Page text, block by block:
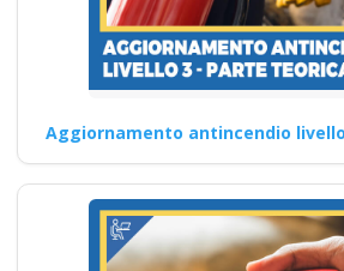
Aggiornamento antincendio